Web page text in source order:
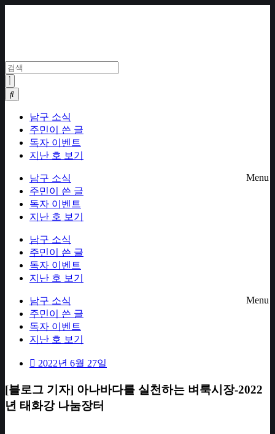
남구 소식
주민이 쓴 글
독자 이벤트
지난 호 보기
Menu
남구 소식
주민이 쓴 글
독자 이벤트
지난 호 보기
남구 소식
주민이 쓴 글
독자 이벤트
지난 호 보기
Menu
남구 소식
주민이 쓴 글
독자 이벤트
지난 호 보기
2022년 6월 27일
[블로그 기자] 아나바다를 실천하는 벼룩시장-2022
년 태화강 나눔장터